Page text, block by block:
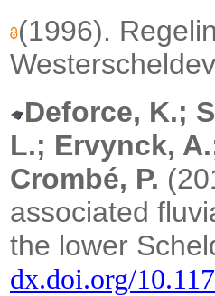
(1996).
Deforce, K.;
L.; Ervynck,
Crombé, P.
associated
the lower
dx.doi.org/